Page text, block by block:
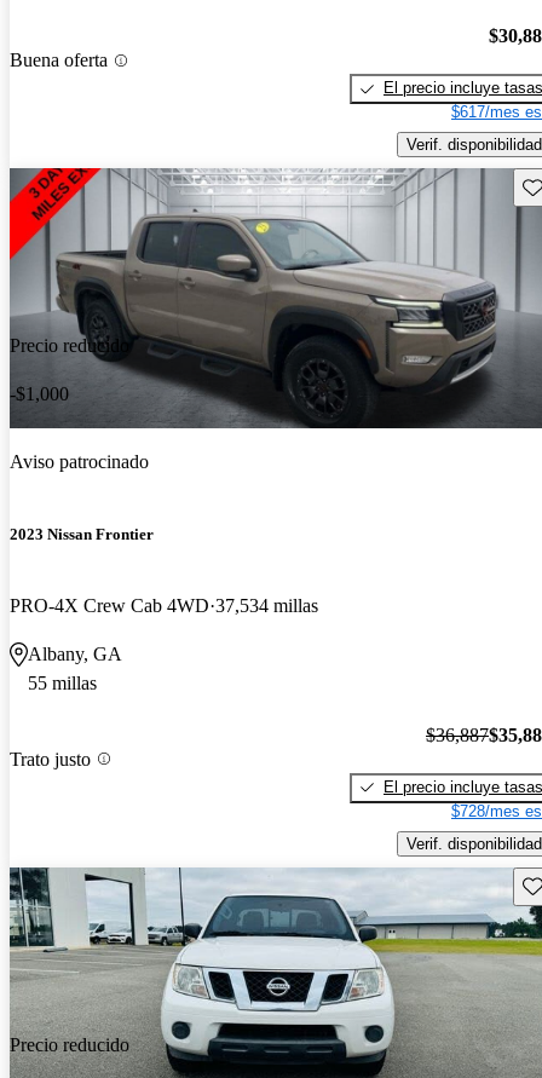
Buena oferta
El precio incluye tasas
$617/mes
Verif. disponibilidad
Precio reducido
-$1,000
Aviso patrocinado
2023 Nissan Frontier
PRO-4X Crew Cab 4WD 37,534 millas
Albany, GA
55 millas
Trato justo
$36,887
El precio incluye tasas
$728/mes
Verif. disponibilidad
Precio reducido